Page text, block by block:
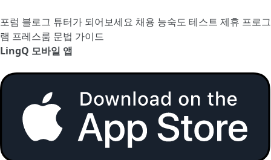
포럼 블로그 튜터가 되어보세요 채용 능숙도 테스트 제휴 프로그
램 프레스룸 문법 가이드
LingQ 모바일 앱